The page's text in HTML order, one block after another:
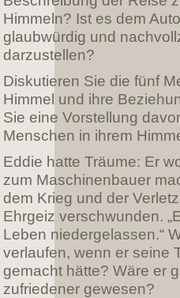
Himmeln? Ist es dem
glaubwürdig und
darzustellen?
Diskutieren Sie die fünf
Himmel und ihre
Sie eine Vorstellung
Menschen in ihrem
Eddie hatte Träume: Er
zum Maschinenbauer
dem Krieg und der
Ehrgeiz verschwunden.
Leben niedergelassen.“
verlaufen, wenn er seine
gemacht hätte? Wäre er
zufriedener gewesen?